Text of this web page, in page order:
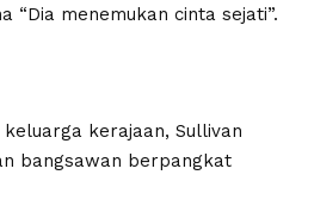
“Dia menemukan cinta sejati”.
kerajaan, Sullivan
bangsawan berpangkat